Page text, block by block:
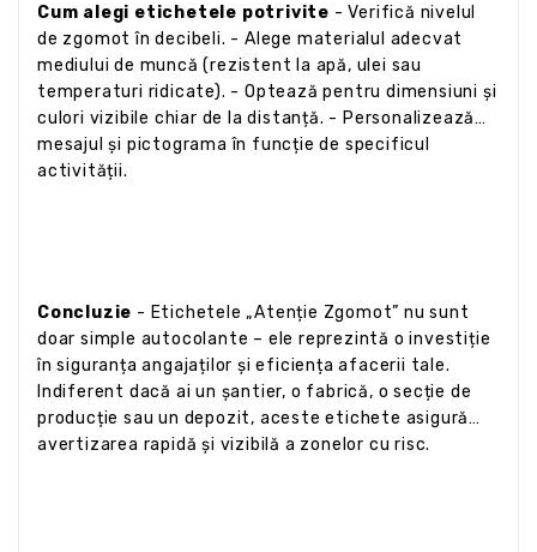
Cum alegi etichetele potrivite - Verifică nivelul
de zgomot în decibeli. - Alege materialul adecvat
mediului de muncă (rezistent la apă, ulei sau
temperaturi ridicate). - Optează pentru dimensiuni și
culori vizibile chiar de la distanță. - Personalizează
mesajul și pictograma în funcție de specificul
activității.
Concluzie - Etichetele „Atenție Zgomot” nu sunt
doar simple autocolante – ele reprezintă o investiție
în siguranța angajaților și eficiența afacerii tale.
Indiferent dacă ai un șantier, o fabrică, o secție de
producție sau un depozit, aceste etichete asigură
avertizarea rapidă și vizibilă a zonelor cu risc.